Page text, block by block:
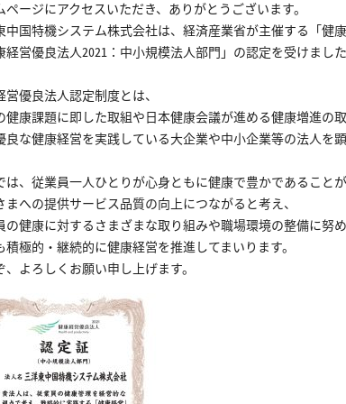
ページにアクセスいただき、ありがとうございます。
中国特機システム株式会社は、経済産業省が主催する「健
経営優良法人2021 ：中小規模法人部門」の認定を受けました
営優良法人認定制度とは、
健康課題に即した取組や日本健康会議が進める健康増進の取
良な健康経営を実践している大企業や中小企業等の法人を顕
は、従業員一人ひとりが心身ともに健康で豊かであることが
まへの提供サービス品質の向上につながると考え、
の健康に対するさまざまな取り組みや職場環境の整備に努め
積極的・継続的に健康経営を推進してまいります。
、よろしくお願い申し上げます。